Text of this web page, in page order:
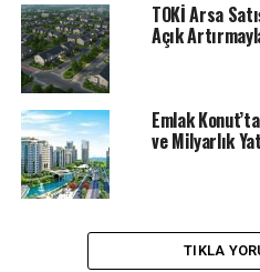
TOKİ Arsa
Açık
Emlak
ve Milyarlık
TIKLA